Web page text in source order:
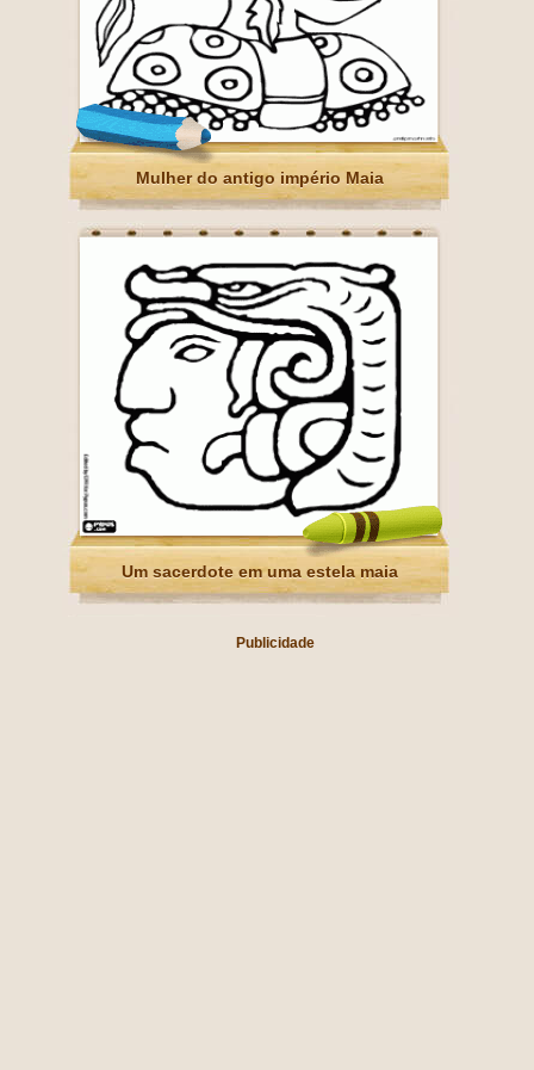
Mulher do antigo império Maia
Um sacerdote em uma estela maia
Publicidade